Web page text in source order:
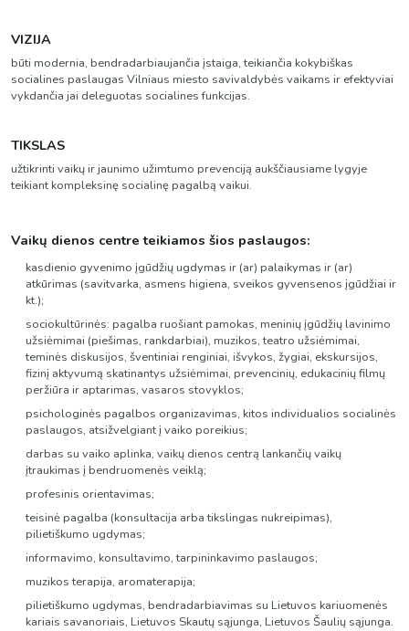
VIZIJA
būti modernia, bendradarbiaujančia įstaiga, teikiančia kokybiškas
socialines paslaugas Vilniaus miesto savivaldybės vaikams ir efektyviai
vykdančia jai deleguotas socialines funkcijas.
TIKSLAS
užtikrinti vaikų ir jaunimo užimtumo prevenciją aukščiausiame lygyje
teikiant kompleksinę socialinę pagalbą vaikui.
Vaikų dienos centre teikiamos šios paslaugos:
kasdienio gyvenimo įgūdžių ugdymas ir (ar) palaikymas ir (ar)
atkūrimas (savitvarka, asmens higiena, sveikos gyvensenos įgūdžiai ir
kt.);
sociokultūrinės: pagalba ruošiant pamokas, meninių įgūdžių lavinimo
užsiėmimai (piešimas, rankdarbiai), muzikos, teatro užsiėmimai,
teminės diskusijos, šventiniai renginiai, išvykos, žygiai, ekskursijos,
fizinį aktyvumą skatinantys užsiėmimai, prevencinių, edukacinių filmų
peržiūra ir aptarimas, vasaros stovyklos;
psichologinės pagalbos organizavimas, kitos individualios socialinės
paslaugos, atsižvelgiant į vaiko poreikius;
darbas su vaiko aplinka, vaikų dienos centrą lankančių vaikų
įtraukimas į bendruomenės veiklą;
profesinis orientavimas;
teisinė pagalba (konsultacija arba tikslingas nukreipimas),
pilietiškumo ugdymas;
informavimo, konsultavimo, tarpininkavimo paslaugos;
muzikos terapija, aromaterapija;
pilietiškumo ugdymas, bendradarbiavimas su Lietuvos kariuomenės
kariais savanoriais, Lietuvos Skautų sąjunga, Lietuvos Šaulių sąjunga.